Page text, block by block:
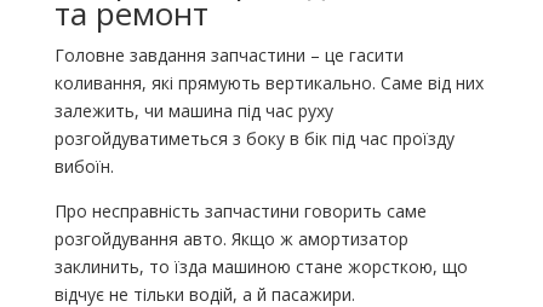
та ремонт
Головне завдання запчастини – це гасити
коливання, які прямують вертикально. Саме від них
залежить, чи машина під час руху
розгойдуватиметься з боку в бік під час проїзду
вибоїн.
Про несправність запчастини говорить саме
розгойдування авто. Якщо ж амортизатор
заклинить, то їзда машиною стане жорсткою, що
відчує не тільки водій, а й пасажири.